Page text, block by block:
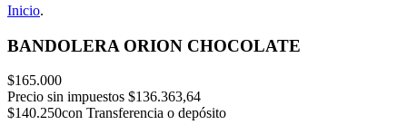
Inicio.
BANDOLERA ORION CHOCOLATE
$165.000
Precio sin impuestos $136.363,64
$140.250con Transferencia o depósito